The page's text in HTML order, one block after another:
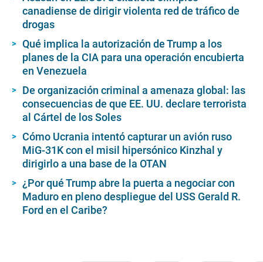
canadiense de dirigir violenta red de tráfico de
drogas
Qué implica la autorización de Trump a los
planes de la CIA para una operación encubierta
en Venezuela
De organización criminal a amenaza global: las
consecuencias de que EE. UU. declare terrorista
al Cártel de los Soles
Cómo Ucrania intentó capturar un avión ruso
MiG-31K con el misil hipersónico Kinzhal y
dirigirlo a una base de la OTAN
¿Por qué Trump abre la puerta a negociar con
Maduro en pleno despliegue del USS Gerald R.
Ford en el Caribe?